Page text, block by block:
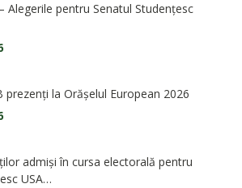
Alegerile pentru Senatul Studențesc
prezenți la Orășelul European 2026
admiși în cursa electorală pentru
USA…